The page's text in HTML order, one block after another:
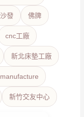
發 佛牌
cnc工廠
新北床墊工廠
新竹交友中心